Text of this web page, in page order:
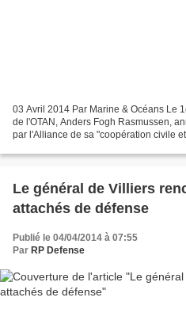
03 Avril 2014 Par Marine & Océans Le
de l'OTAN, Anders Fogh Rasmussen,
par l'Alliance de sa "coopération civile
Le général de Villiers
attachés de défense
Publié le 04/04/2014 à 07:55
Par RP Defense